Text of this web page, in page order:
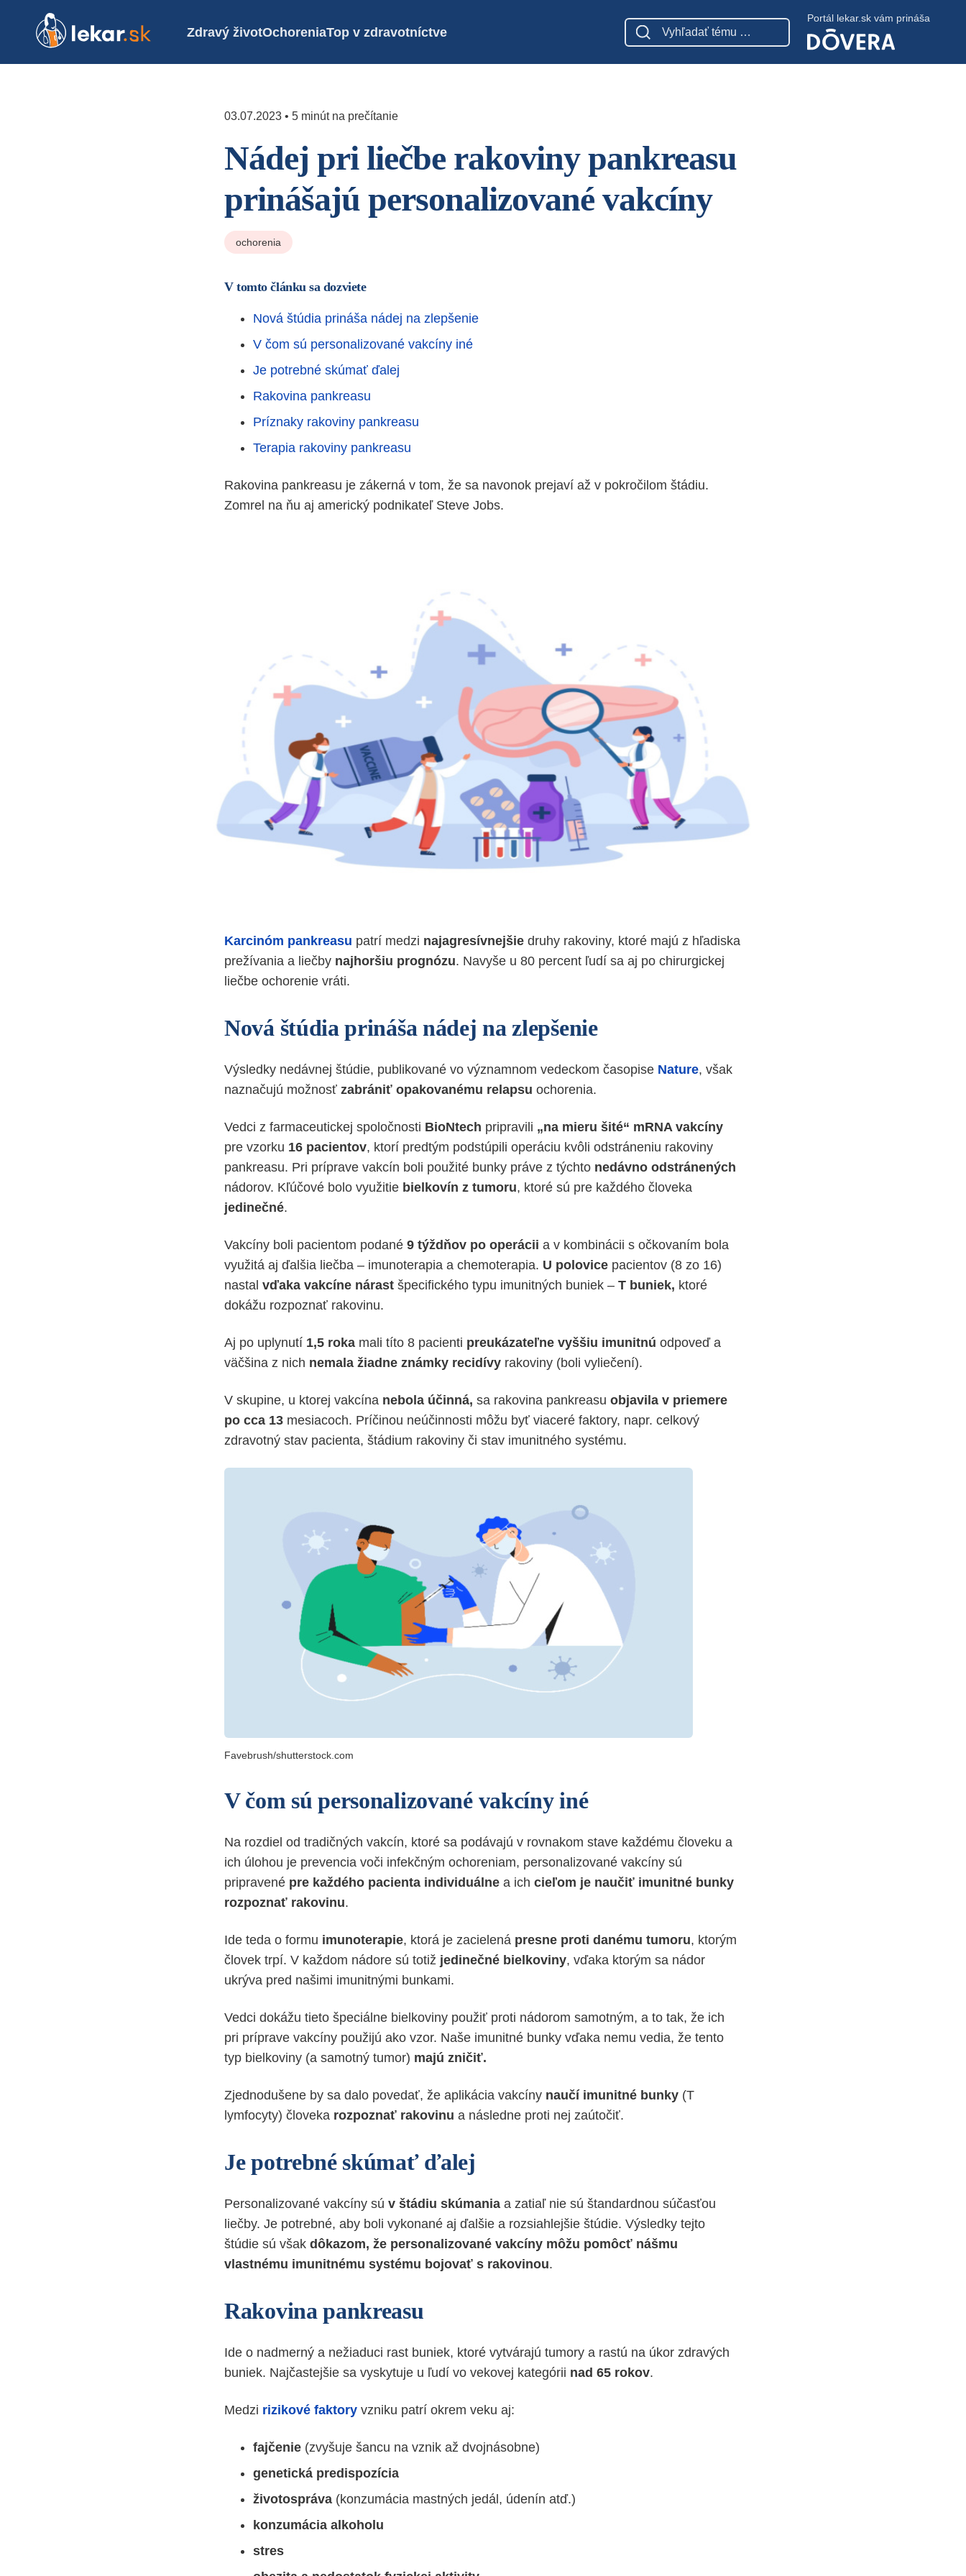
Zdravý životOchoreniaTop v zdravotníctve
Portál lekar.sk vám prináša
03.07.2023 • 5 minút na prečítanie
Nádej pri liečbe rakoviny pankreasu
prinášajú personalizované vakcíny
ochorenia
V tomto článku sa dozviete
Nová štúdia prináša nádej na zlepšenie
V čom sú personalizované vakcíny iné
Je potrebné skúmať ďalej
Rakovina pankreasu
Príznaky rakoviny pankreasu
Terapia rakoviny pankreasu
Rakovina pankreasu je zákerná v tom, že sa navonok prejaví až v pokročilom štádiu.
Zomrel na ňu aj americký podnikateľ Steve Jobs.
Karcinóm pankreasu patrí medzi najagresívnejšie druhy rakoviny, ktoré majú z hľadiska
prežívania a liečby najhoršiu prognózu. Navyše u 80 percent ľudí sa aj po chirurgickej
liečbe ochorenie vráti.
Nová štúdia prináša nádej na zlepšenie
Výsledky nedávnej štúdie, publikované vo významnom vedeckom časopise Nature, však
naznačujú možnosť zabrániť opakovanému relapsu ochorenia.
Vedci z farmaceutickej spoločnosti BioNtech pripravili „na mieru šité“ mRNA vakcíny
pre vzorku 16 pacientov, ktorí predtým podstúpili operáciu kvôli odstráneniu rakoviny
pankreasu. Pri príprave vakcín boli použité bunky práve z týchto nedávno odstránených
nádorov. Kľúčové bolo využitie bielkovín z tumoru, ktoré sú pre každého človeka
jedinečné.
Vakcíny boli pacientom podané 9 týždňov po operácii a v kombinácii s očkovaním bola
využitá aj ďalšia liečba – imunoterapia a chemoterapia. U polovice pacientov (8 zo 16)
nastal vďaka vakcíne nárast špecifického typu imunitných buniek – T buniek, ktoré
dokážu rozpoznať rakovinu.
Aj po uplynutí 1,5 roka mali títo 8 pacienti preukázateľne vyššiu imunitnú odpoveď a
väčšina z nich nemala žiadne známky recidívy rakoviny (boli vyliečení).
V skupine, u ktorej vakcína nebola účinná, sa rakovina pankreasu objavila v priemere
po cca 13 mesiacoch. Príčinou neúčinnosti môžu byť viaceré faktory, napr. celkový
zdravotný stav pacienta, štádium rakoviny či stav imunitného systému.
Favebrush/shutterstock.com
V čom sú personalizované vakcíny iné
Na rozdiel od tradičných vakcín, ktoré sa podávajú v rovnakom stave každému človeku a
ich úlohou je prevencia voči infekčným ochoreniam, personalizované vakcíny sú
pripravené pre každého pacienta individuálne a ich cieľom je naučiť imunitné bunky
rozpoznať rakovinu.
Ide teda o formu imunoterapie, ktorá je zacielená presne proti danému tumoru, ktorým
človek trpí. V každom nádore sú totiž jedinečné bielkoviny, vďaka ktorým sa nádor
ukrýva pred našimi imunitnými bunkami.
Vedci dokážu tieto špeciálne bielkoviny použiť proti nádorom samotným, a to tak, že ich
pri príprave vakcíny použijú ako vzor. Naše imunitné bunky vďaka nemu vedia, že tento
typ bielkoviny (a samotný tumor) majú zničiť.
Zjednodušene by sa dalo povedať, že aplikácia vakcíny naučí imunitné bunky (T
lymfocyty) človeka rozpoznať rakovinu a následne proti nej zaútočiť.
Je potrebné skúmať ďalej
Personalizované vakcíny sú v štádiu skúmania a zatiaľ nie sú štandardnou súčasťou
liečby. Je potrebné, aby boli vykonané aj ďalšie a rozsiahlejšie štúdie. Výsledky tejto
štúdie sú však dôkazom, že personalizované vakcíny môžu pomôcť nášmu
vlastnému imunitnému systému bojovať s rakovinou.
Rakovina pankreasu
Ide o nadmerný a nežiaduci rast buniek, ktoré vytvárajú tumory a rastú na úkor zdravých
buniek. Najčastejšie sa vyskytuje u ľudí vo vekovej kategórii nad 65 rokov.
Medzi rizikové faktory vzniku patrí okrem veku aj:
fajčenie (zvyšuje šancu na vznik až dvojnásobne)
genetická predispozícia
životospráva (konzumácia mastných jedál, údenín atď.)
konzumácia alkoholu
stres